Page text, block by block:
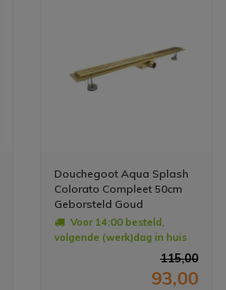
Douchegoot Aqua Splash
Colorato Compleet 50cm
Geborsteld Goud
Voor 14:00 besteld,
volgende (werk)dag in huis
115,00
93,00